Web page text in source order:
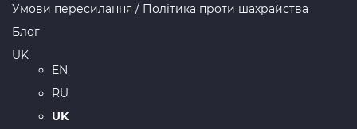
Умови пересилання / Політика проти шахрайства
Блог
UK
EN
RU
UK